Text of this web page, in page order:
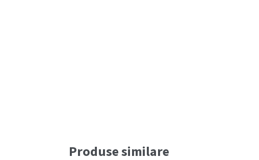
Produse similare